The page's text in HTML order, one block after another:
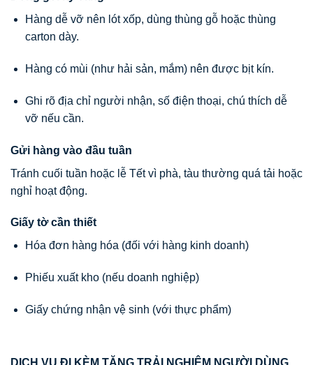
Hàng dễ vỡ nên lót xốp, dùng thùng gỗ hoặc thùng
carton dày.
Hàng có mùi (như hải sản, mắm) nên được bịt kín.
Ghi rõ địa chỉ người nhận, số điện thoại, chú thích dễ
vỡ nếu cần.
Gửi hàng vào đầu tuần
Tránh cuối tuần hoặc lễ Tết vì phà, tàu thường quá tải hoặc
nghỉ hoạt động.
Giấy tờ cần thiết
Hóa đơn hàng hóa (đối với hàng kinh doanh)
Phiếu xuất kho (nếu doanh nghiệp)
Giấy chứng nhận vệ sinh (với thực phẩm)
DỊCH VỤ ĐI KÈM TĂNG TRẢI NGHIỆM NGƯỜI DÙNG